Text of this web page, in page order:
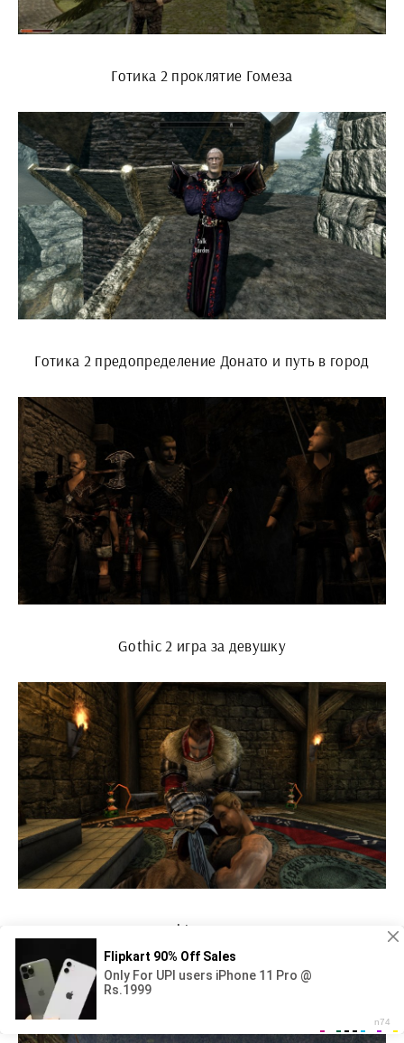
Готика 2 проклятие Гомеза
Готика 2 предопределение Донато и путь в город
Gothic 2 игра за девушку
Gothic 3 Armor